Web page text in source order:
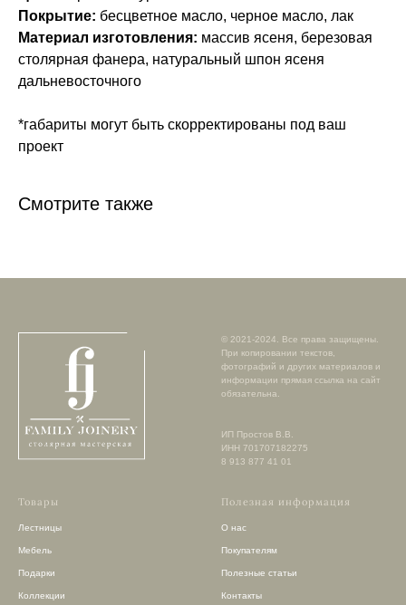
Покрытие: бесцветное масло, черное масло, лак
Материал изготовления: массив ясеня, березовая
столярная фанера, натуральный шпон ясеня
дальневосточного
*габариты могут быть скорректированы под ваш
проект
Смотрите также
© 2021-2024. Все права защищены.
При копировании текстов,
фотографий и других материалов и
информации прямая ссылка на сайт
обязательна.
ИП Простов В.В.
ИНН 701707182275
8 913 877 41 01
Товары
Лестницы
Мебель
Подарки
Коллекции
Полезная информация
О нас
Покупателям
Полезные статьи
Контакты